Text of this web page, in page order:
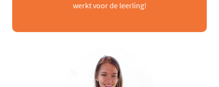
werkt voor de leerling!